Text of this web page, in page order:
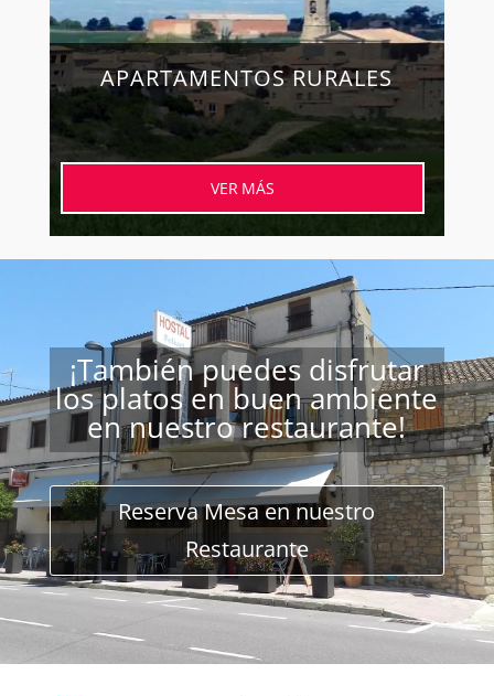
APARTAMENTOS RURALES
VER MÁS
¡También puedes disfrutar
los platos en buen ambiente
en nuestro restaurante!
Reserva Mesa en nuestro
Restaurante